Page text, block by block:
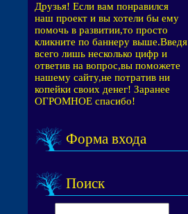
Друзья! Если вам понравился
наш проект и вы хотели бы ему
помочь в развитии,то просто
кликните по баннеру выше.Введя
всего лишь несколько цифр и
ответив на вопрос,вы поможете
нашему сайту,не потратив ни
копейки своих денег! Заранее
ОГРОМНОЕ спасибо!
Форма входа
Поиск